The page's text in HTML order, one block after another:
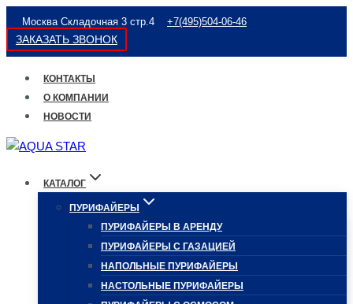
Перейти
к
содержимому
Москва Складочная 3 стр.4 +7(495)504-06-46
ЗАКАЗАТЬ ЗВОНОК
КОНТАКТЫ
О КОМПАНИИ
НОВОСТИ
КАТАЛОГ
ПУРИФАЙЕРЫ
ПУРИФАЙЕРЫ В АРЕНДУ
ПУРИФАЙЕРЫ С ГАЗАЦИЕЙ
НАПОЛЬНЫЕ ПУРИФАЙЕРЫ
НАСТОЛЬНЫЕ ПУРИФАЙЕРЫ